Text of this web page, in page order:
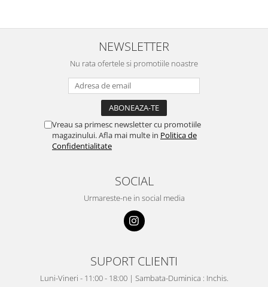
NEWSLETTER
Nu rata ofertele si promotiile noastre
Vreau sa primesc newsletter cu promotiile
magazinului. Afla mai multe in Politica de
Confidentialitate
SOCIAL
Urmareste-ne in social media
SUPORT CLIENTI
Luni-Vineri - 11:00 - 18:00 | Sambata-Duminica : Inchis.